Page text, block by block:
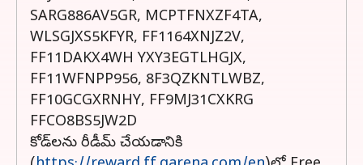
SARG886AV5GR, MCPTFNXZF4TA,
WLSGJXS5KFYR, FF1164XNJZ2V,
FF11DAKX4WH YXY3EGTLHGJX,
FF11WFNPP956, 8F3QZKNTLWBZ,
FF10GCGXRNHY, FF9MJ31CXKRG
FFCO8BS5JW2D
కోడ్‌లను రీడీమ్ చేయడానికి